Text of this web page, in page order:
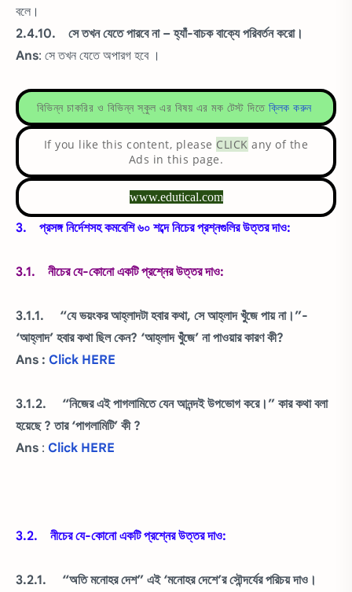
বলে।
2.4.10. সে তখন যেতে পারবে না – হ্যাঁ-বাচক বাক্যে পরিবর্তন করো।
Ans: সে তখন যেতে অপারগ হবে ।
বিভিন্ন চাকরির ও বিভিন্ন স্কুল এর বিষয় এর মক টেস্ট দিতে ক্লিক করুন
If you like this content, please CLICK any of the
Ads in this page.
www.edutical.com
3. প্রসঙ্গ নির্দেশসহ কমবেশি ৬০ শব্দে নিচের প্রশ্নগুলির উত্তর দাও:
3.1. নীচের যে-কোনো একটি প্রশ্নের উত্তর দাও:
3.1.1. “যে ভয়ংকর আহ্লাদটা হবার কথা, সে আহ্লাদ খুঁজে পায় না।”-
‘আহ্লাদ’ হবার কথা ছিল কেন? ‘আহ্লাদ খুঁজে’ না পাওয়ার কারণ কী?
Ans : Click HERE
3.1.2. “নিজের এই পাগলামিতে যেন আনন্দই উপভোগ করে।” কার কথা বলা
হয়েছে ? তার ‘পাগলামিটি’ কী ?
Ans : Click HERE
3.2. নীচের যে-কোনো একটি প্রশ্নের উত্তর দাও:
3.2.1. “অতি মনোহর দেশ” এই ‘মনোহর দেশে’র সৌন্দর্যের পরিচয় দাও।